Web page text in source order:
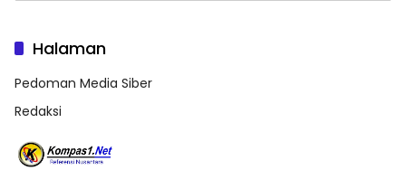
Halaman
Pedoman Media Siber
Redaksi